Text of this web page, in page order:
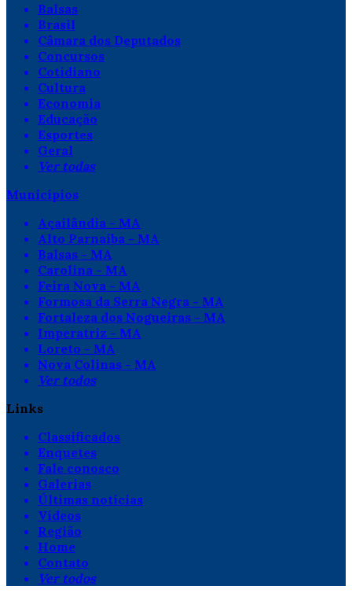
Balsas
Brasil
Câmara dos Deputados
Concursos
Cotidiano
Cultura
Economia
Educação
Esportes
Geral
Ver todas
Municípios
Açailândia - MA
Alto Parnaíba - MA
Balsas - MA
Carolina - MA
Feira Nova - MA
Formosa da Serra Negra - MA
Fortaleza dos Nogueiras - MA
Imperatriz - MA
Loreto - MA
Nova Colinas - MA
Ver todos
Links
Classificados
Enquetes
Fale conosco
Galerias
Últimas notícias
Vídeos
Região
Home
Contato
Ver todos